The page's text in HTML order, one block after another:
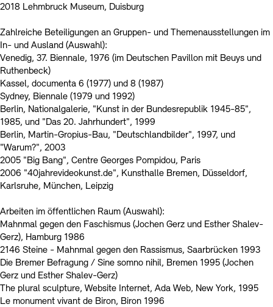
2018 Lehmbruck Museum, Duisburg
Zahlreiche Beteiligungen an Gruppen- und Themenausstellungen im
In- und Ausland (Auswahl):
Venedig, 37. Biennale, 1976 (im Deutschen Pavillon mit Beuys und
Ruthenbeck)
Kassel, documenta 6 (1977) und 8 (1987)
Sydney, Biennale (1979 und 1992)
Berlin, Nationalgalerie, "Kunst in der Bundesrepublik 1945-85",
1985, und "Das 20. Jahrhundert", 1999
Berlin, Martin-Gropius-Bau, "Deutschlandbilder", 1997, und
"Warum?", 2003
2005 "Big Bang", Centre Georges Pompidou, Paris
2006 "40jahrevideokunst.de", Kunsthalle Bremen, Düsseldorf,
Karlsruhe, München, Leipzig
Arbeiten im öffentlichen Raum (Auswahl):
Mahnmal gegen den Faschismus (Jochen Gerz und Esther Shalev-
Gerz), Hamburg 1986
2146 Steine - Mahnmal gegen den Rassismus, Saarbrücken 1993
Die Bremer Befragung / Sine somno nihil, Bremen 1995 (Jochen
Gerz und Esther Shalev-Gerz)
The plural sculpture, Website Internet, Ada Web, New York, 1995
Le monument vivant de Biron, Biron 1996